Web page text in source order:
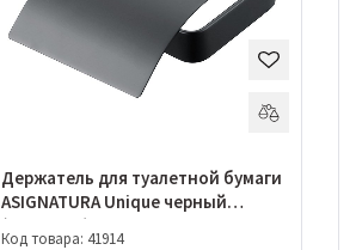
Держатель для туалетной бумаги
ASIGNATURA Unique черный
(85605802)
Код товара: 41914